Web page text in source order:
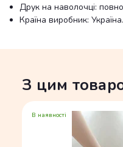
Друк на наволочці:
Країна виробник: Україна.
З цим
В наявності